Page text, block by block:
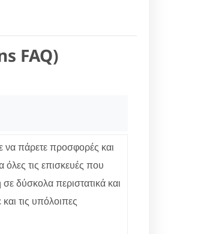
FAQ)
να πάρετε προσφορές και
τις επισκευές που
δύσκολα περιστατικά και
τις υπόλοιπες